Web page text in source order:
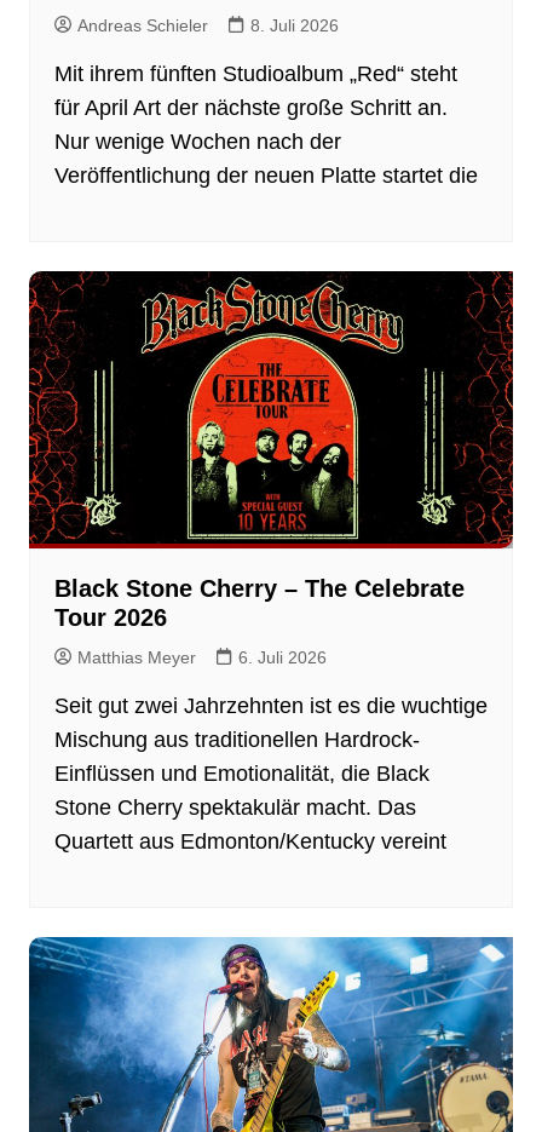
Andreas Schieler 8. Juli 2026
Mit ihrem fünften Studioalbum „Red“ steht
für April Art der nächste große Schritt an.
Nur wenige Wochen nach der
Veröffentlichung der neuen Platte startet die
Black Stone Cherry – The Celebrate
Tour 2026
Matthias Meyer 6. Juli 2026
Seit gut zwei Jahrzehnten ist es die wuchtige
Mischung aus traditionellen Hardrock-
Einflüssen und Emotionalität, die Black
Stone Cherry spektakulär macht. Das
Quartett aus Edmonton/Kentucky vereint